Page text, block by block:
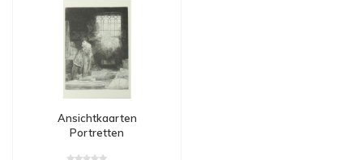
Ansichtkaarten
Portretten